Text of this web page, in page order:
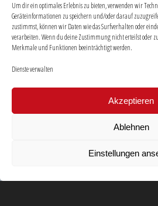
Um dir ein optimales Erlebnis zu bieten, verwenden wir
Geräteinformationen zu speichern und/oder darauf
zustimmst, können wir Daten wie das Surfverhalten oder
verarbeiten. Wenn du deine Zustimmung nicht erteilst oder
Merkmale und Funktionen beeinträchtigt werden.
Dienste verwalten
Akzeptieren
Ablehnen
Einstellungen